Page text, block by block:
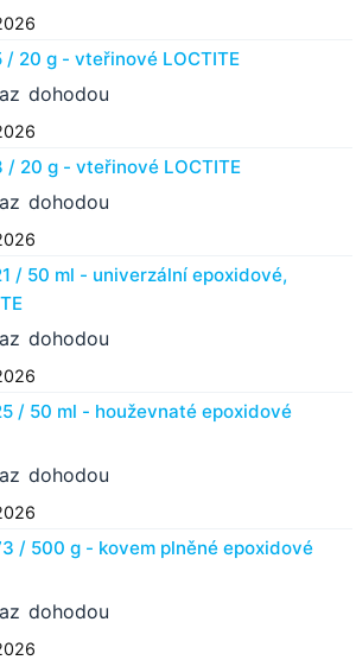
20 g - vteřinové LOCTITE
dohodou
20 g - vteřinové LOCTITE
dohodou
/ 50 ml - univerzální epoxidové,
dohodou
/ 50 ml - houževnaté epoxidové
dohodou
/ 500 g - kovem plněné epoxidové
dohodou